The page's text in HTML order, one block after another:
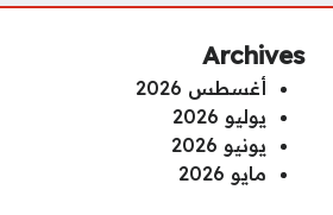
Archives
أغسطس 2026
يوليو 2026
يونيو 2026
مايو 2026